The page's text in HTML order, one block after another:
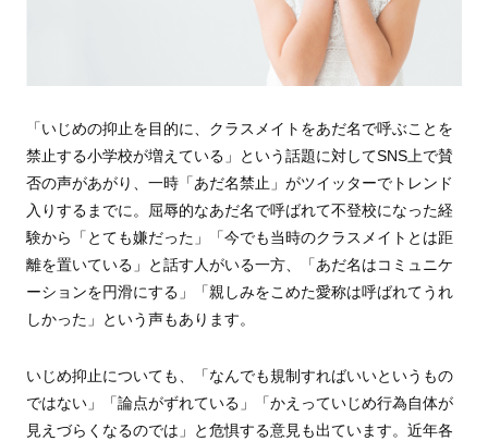
「いじめの抑止を目的に、クラスメイトをあだ名で呼ぶことを
禁止する小学校が増えている」という話題に対してSNS上で賛
否の声があがり、一時「あだ名禁止」がツイッターでトレンド
入りするまでに。屈辱的なあだ名で呼ばれて不登校になった経
験から「とても嫌だった」「今でも当時のクラスメイトとは距
離を置いている」と話す人がいる一方、「あだ名はコミュニケ
ーションを円滑にする」「親しみをこめた愛称は呼ばれてうれ
しかった」という声もあります。
いじめ抑止についても、「なんでも規制すればいいというもの
ではない」「論点がずれている」「かえっていじめ行為自体が
見えづらくなるのでは」と危惧する意見も出ています。近年各